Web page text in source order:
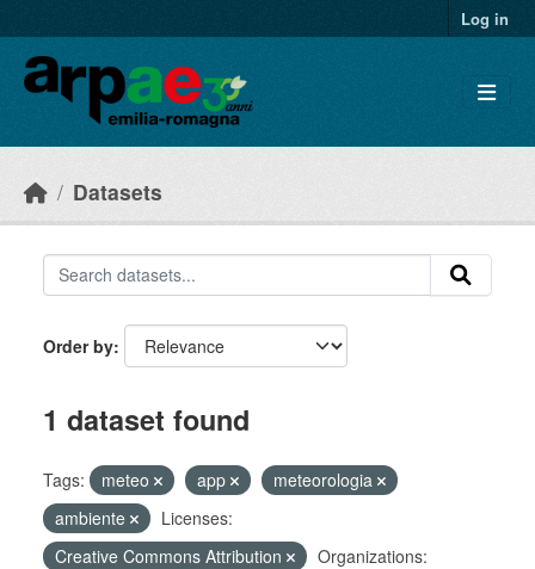
Log in
Datasets
Order by
1 dataset found
Tags: meteo app
meteorologia
ambiente
Licenses:
Creative Commons Attribution
Organizations: